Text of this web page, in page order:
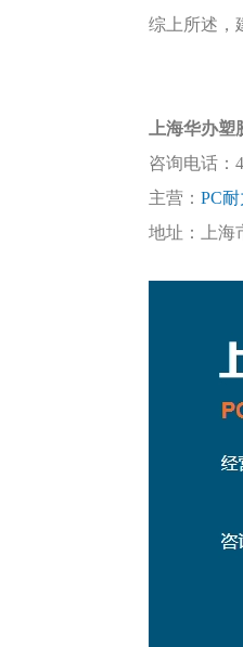
综上所述，
上海华办塑
咨询电话：
主营：PC
地址：上海